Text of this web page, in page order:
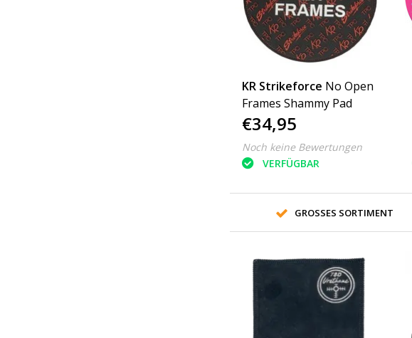
KR Strikeforce No Open
Frames Shammy Pad
€34,95
Noch keine Bewertungen
VERFÜGBAR
GROSSES SORTIMENT